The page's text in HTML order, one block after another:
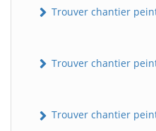
Trouver chantier
Trouver chantier
Trouver chantier